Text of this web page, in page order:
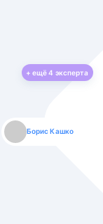
+ ещё4 эксперта
Борис Кашко
Юлия Изоитко
Александр Кулагин
Даниил Макаров
Екатерина Лазаренко